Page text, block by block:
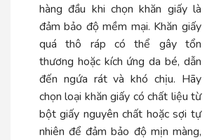
hàng đầu khi chọn khăn giấy là
đảm bảo độ mềm mại. Khăn giấy
quá thô ráp có thể gây tổn
thương hoặc kích ứng da bé, dẫn
đến ngứa rát và khó chịu. Hãy
chọn loại khăn giấy có chất liệu từ
bột giấy nguyên chất hoặc sợi tự
nhiên để đảm bảo độ mịn màng,